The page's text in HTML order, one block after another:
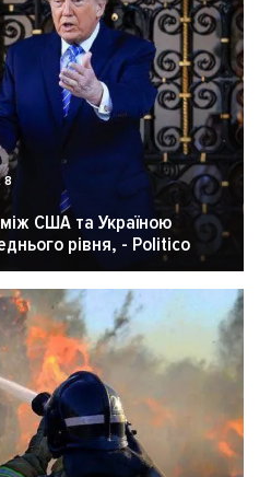
США та Україною
рівня, - Politico